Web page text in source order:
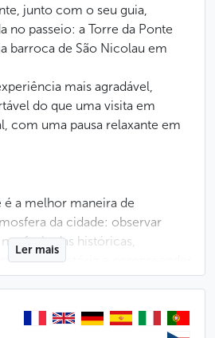
junto com o seu guia,
no passeio: a Torre da Ponte
barroca de São Nicolau em
mais agradável,
do que uma visita em
com uma pausa relaxante em
é a melhor maneira de
da cidade: observar
fachadas históricas,
de história e compreender
torna a capital tcheca tão
Ler mais